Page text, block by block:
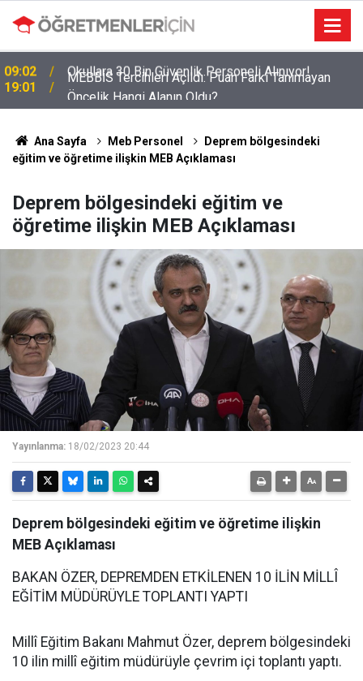
19:01
MEBBİS Tercihleri Açıldı: Puan Farkı Tanımayan
Öncelik Hangi Alanın Oldu?
Ana Sayfa Meb Personel
Deprem bölgesindeki
eğitim ve öğretime ilişkin MEB Açıklaması
Deprem bölgesindeki eğitim ve
öğretime ilişkin MEB Açıklaması
Yayınlanma: 18/02/2023 20:44
Deprem bölgesindeki eğitim ve öğretime ilişkin
MEB Açıklaması
BAKAN ÖZER, DEPREMDEN ETKİLENEN 10 İLİN MİLLÎ
EĞİTİM MÜDÜRÜYLE TOPLANTI YAPTI
Millî Eğitim Bakanı Mahmut Özer, deprem bölgesindeki
10 ilin millî eğitim müdürüyle çevrim içi toplantı yaptı.